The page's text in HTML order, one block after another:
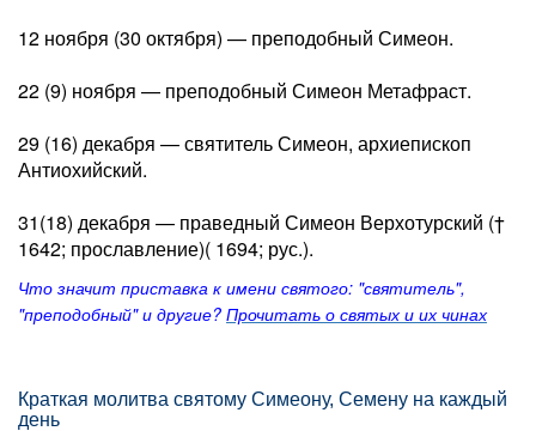
12 ноября (30 октября) — преподобный Симеон.
22 (9) ноября — преподобный Симеон Метафраст.
29 (16) декабря — святитель Симеон, архиепископ
Антиохийский.
31(18) декабря — праведный Симеон Верхотурский (†
1642; прославление)( 1694; рус.).
Что значит приставка к имени святого: "святитель",
"преподобный" и другие? Прочитать о святых и их чинах
Краткая молитва святому Симеону, Семену на каждый
день